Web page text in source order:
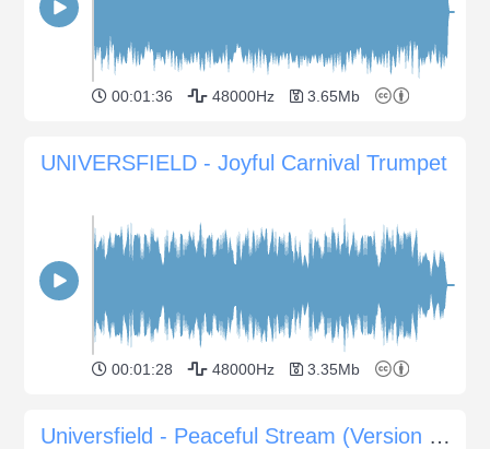
00:01:36 48000Hz 3.65Mb
UNIVERSFIELD - Joyful Carnival Trumpet
00:01:28 48000Hz 3.35Mb
Universfield - Peaceful Stream (Version ohne Klavier)